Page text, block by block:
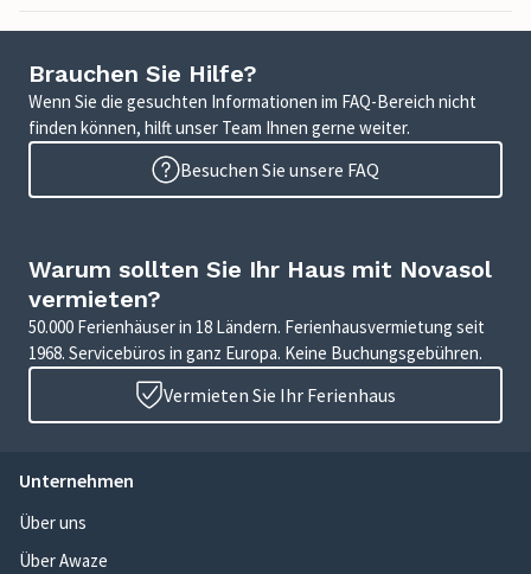
Brauchen Sie Hilfe?
Wenn Sie die gesuchten Informationen im FAQ-Bereich nicht
finden können, hilft unser Team Ihnen gerne weiter.
Besuchen Sie unsere FAQ
Warum sollten Sie Ihr Haus mit Novasol
vermieten?
50.000 Ferienhäuser in 18 Ländern. Ferienhausvermietung seit
1968. Servicebüros in ganz Europa. Keine Buchungsgebühren.
Vermieten Sie Ihr Ferienhaus
Unternehmen
Über uns
Über Awaze